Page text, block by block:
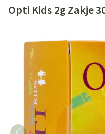
Opti Kids 2g Zakje